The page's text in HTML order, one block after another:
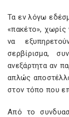
Τα εν λόγω
«πακέτο»,
να
σερβίρισμα,
ανεξάρτητα αν
απλώς
στον τόπο που
Από το